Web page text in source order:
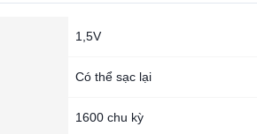
1,5V
Có thể sạc lại
1600 chu kỳ